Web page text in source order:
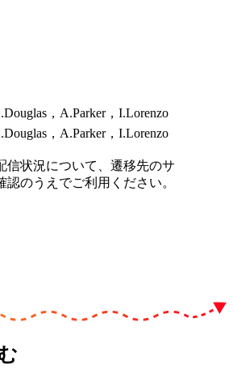
，A.Parker，I.Lorenzo
，A.Parker，I.Lorenzo
状況について、遷移先のサ
のうえでご利用ください。